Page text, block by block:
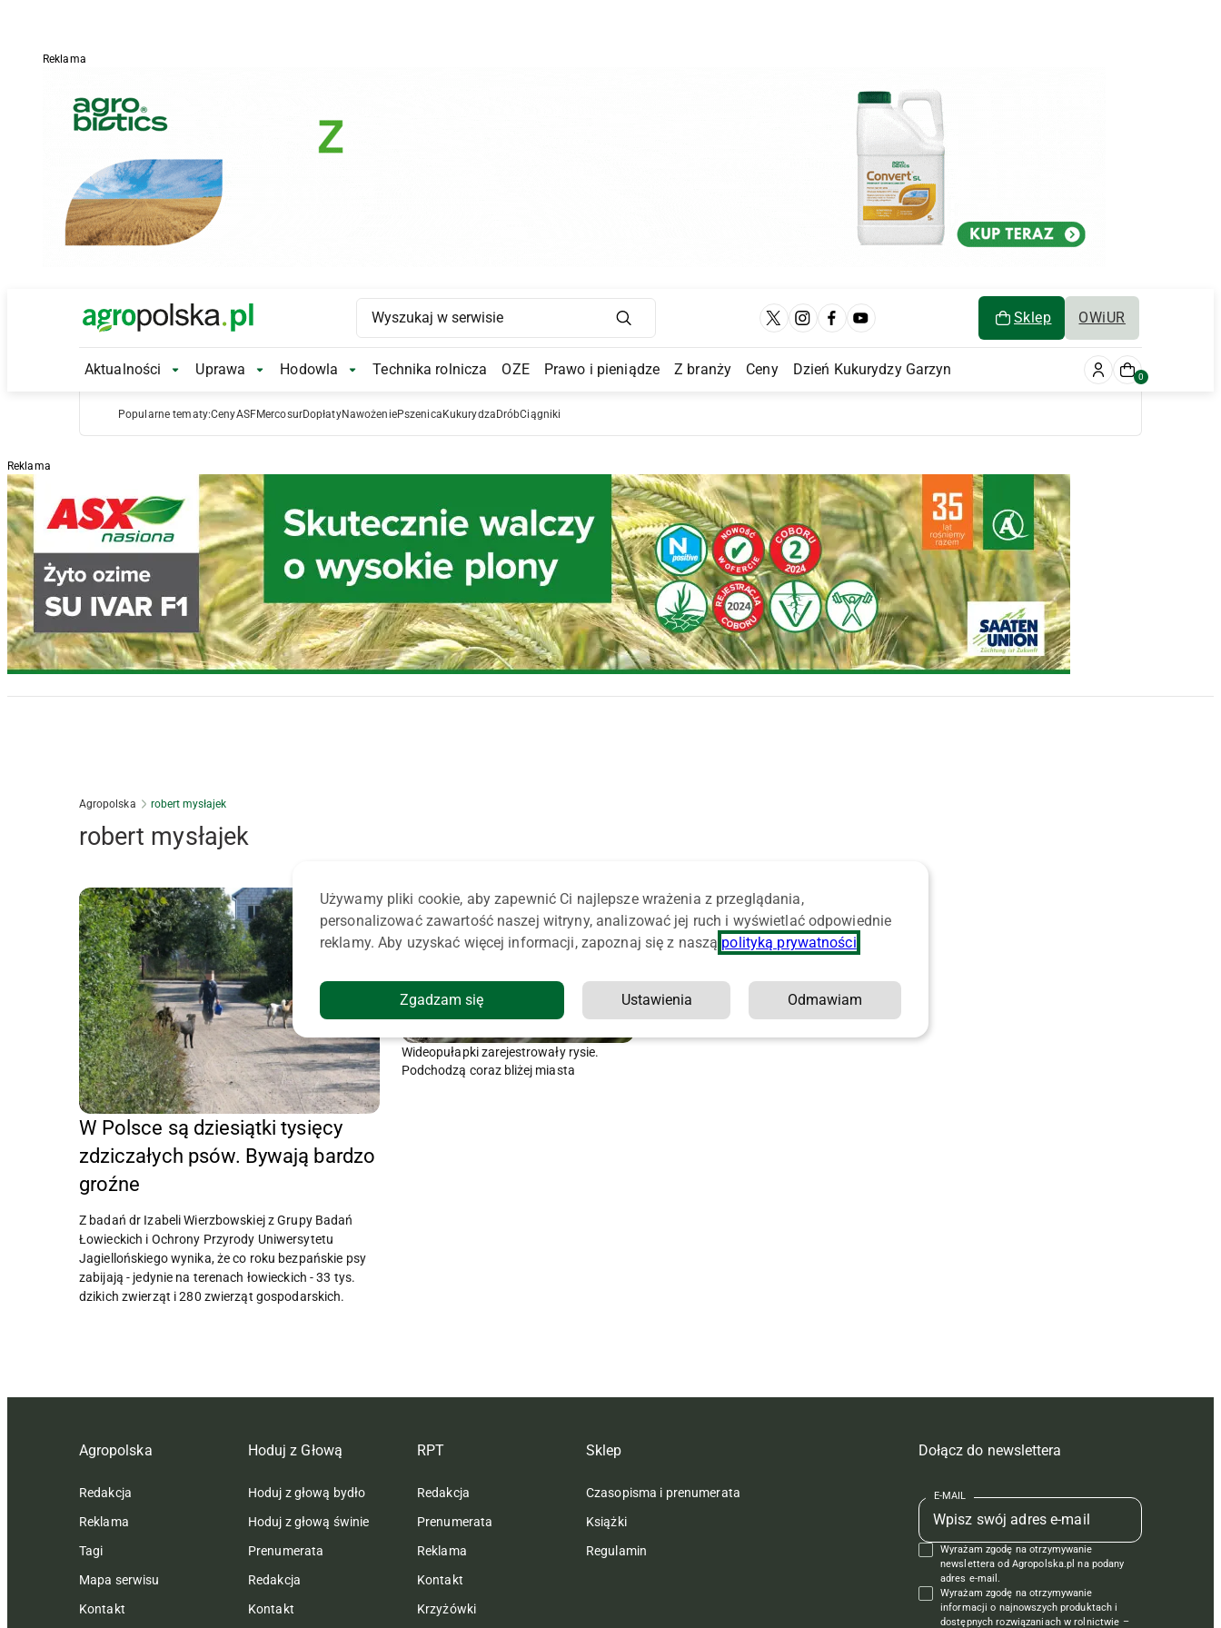
Reklama
Main Logo Sklep OWiUR
Main Navigation
Aktualności Aktualności Submenu
Uprawa Uprawa Submenu
Hodowla Hodowla Submenu
Technika rolnicza OZE Prawo i pieniądze Z branży Ceny Dzień Kukurydzy Garzyn 0
Popularne tematy:CenyASFMercosurDopłatyNawożeniePszenica Kukurydza DróbCiągniki
Reklama
Agropolska robert mysłajek
robert mysłajek
W Polsce są dziesiątki tysięcy
zdziczałych psów. Bywają bardzo
groźne
Z badań dr Izabeli Wierzbowskiej z Grupy Badań
Łowieckich i Ochrony Przyrody Uniwersytetu
Jagiellońskiego wynika, że co roku bezpańskie psy
zabijają - jedynie na terenach łowieckich - 33 tys.
dzikich zwierząt i 280 zwierząt gospodarskich.
Wideopułapki zarejestrowały rysie.
Podchodzą coraz bliżej miasta
Agropolska
Redakcja
Reklama
Tagi
Mapa serwisu
Kontakt
Hoduj z Głową
Hoduj z głową bydło
Hoduj z głową świnie
Prenumerata
Redakcja
Kontakt
RPT
Redakcja
Prenumerata
Reklama
Kontakt
Krzyżówki
Sklep
Czasopisma i prenumerata
Książki
Regulamin
Dołącz do newslettera
E-MAIL
Wyrażam zgodę na otrzymywanie
newslettera od Agropolska.pl na podany
adres e-mail.
Wyrażam zgodę na otrzymywanie
informacji o najnowszych produktach i
dostępnych rozwiązaniach w rolnictwie –
Używamy pliki cookie, aby zapewnić Ci najlepsze wrażenia z przeglądania,
personalizować zawartość naszej witryny, analizować jej ruch i wyświetlać odpowiednie
reklamy. Aby uzyskać więcej informacji, zapoznaj się z naszą polityką prywatności
Zgadzam się Ustawienia Odmawiam